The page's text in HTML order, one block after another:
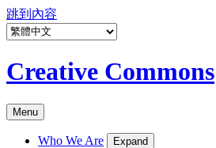
跳到內容
Creative Commons
Menu
Who We Are Expand